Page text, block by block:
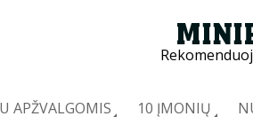
APŽVALGOMIS 10 ĮMONIŲ